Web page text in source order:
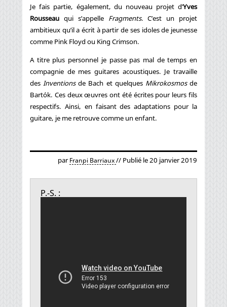
Je fais partie, également, du nouveau projet d’Yves
Rousseau qui s’appelle Fragments. C’est un projet
ambitieux qu’il a écrit à partir de ses idoles de jeunesse
comme Pink Floyd ou King Crimson.
A titre plus personnel je passe pas mal de temps en
compagnie de mes guitares acoustiques. Je travaille
des Inventionsde Bach et quelques Mikrokosmosde
Bartók. Ces deux œuvres ont été écrites pour leurs fils
respectifs. Ainsi, en faisant des adaptations pour la
guitare, je me retrouve comme un enfant.
par Franpi Barriaux // Publié le 20 janvier 2019
P.-S. :